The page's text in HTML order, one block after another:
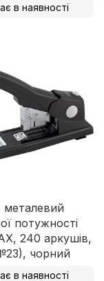
в наявності
металевий
потужності
240 аркушів,
чорний
в наявності